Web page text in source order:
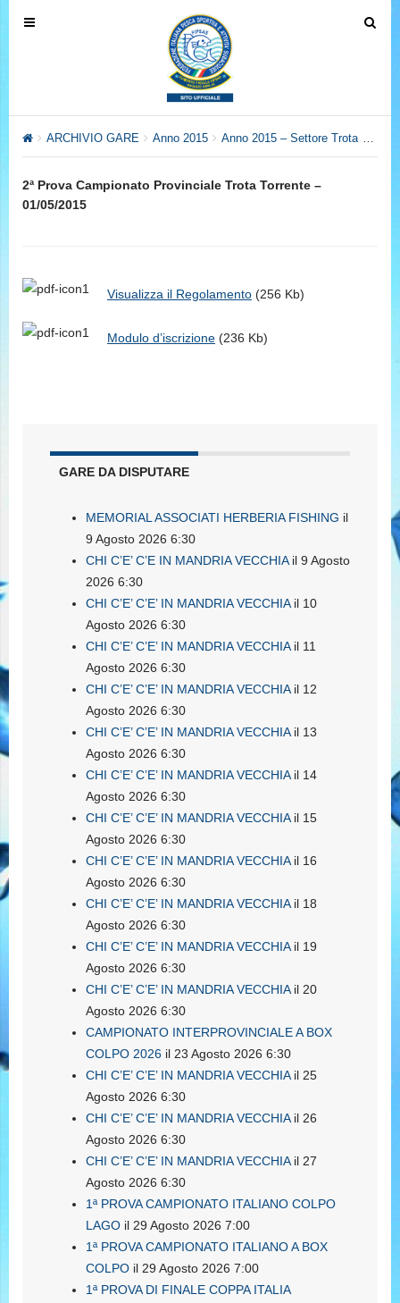
T
v
t
o
T
ARCHIVIO GARE Anno 2015 Anno 2015 – Settore Trota 2ª
2ª Prova Campionato Provinciale Trota Torrente –
01/05/2015
Visualizza il Regolamento (256 Kb)
Modulo d’iscrizione (236 Kb)
GARE DA DISPUTARE
MEMORIAL ASSOCIATI HERBERIA FISHING il
9 Agosto 2026 6:30
CHI C’E’ C’E IN MANDRIA VECCHIAil 9 Agosto
2026 6:30
CHI C’E’ C’E’ IN MANDRIA VECCHIAil 10
Agosto 2026 6:30
CHI C’E’ C’E’ IN MANDRIA VECCHIAil 11
Agosto 2026 6:30
CHI C’E’ C’E’ IN MANDRIA VECCHIAil 12
Agosto 2026 6:30
CHI C’E’ C’E’ IN MANDRIA VECCHIAil 13
Agosto 2026 6:30
CHI C’E’ C’E’ IN MANDRIA VECCHIAil 14
Agosto 2026 6:30
CHI C’E’ C’E’ IN MANDRIA VECCHIAil 15
Agosto 2026 6:30
CHI C’E’ C’E’ IN MANDRIA VECCHIAil 16
Agosto 2026 6:30
CHI C’E’ C’E’ IN MANDRIA VECCHIAil 18
Agosto 2026 6:30
CHI C’E’ C’E’ IN MANDRIA VECCHIAil 19
Agosto 2026 6:30
CHI C’E’ C’E’ IN MANDRIA VECCHIAil 20
Agosto 2026 6:30
CAMPIONATO INTERPROVINCIALE A BOX
COLPO 2026 il 23 Agosto 2026 6:30
CHI C’E’ C’E’ IN MANDRIA VECCHIAil 25
Agosto 2026 6:30
CHI C’E’ C’E’ IN MANDRIA VECCHIAil 26
Agosto 2026 6:30
CHI C’E’ C’E’ IN MANDRIA VECCHIAil 27
Agosto 2026 6:30
1ª PROVA CAMPIONATO ITALIANO COLPO
LAGO il 29 Agosto 2026 7:00
1ª PROVA CAMPIONATO ITALIANO A BOX
COLPO il 29 Agosto 2026 7:00
1ª PROVA DI FINALE COPPA ITALIA